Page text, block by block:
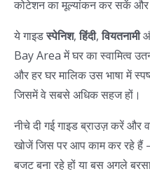
कोटेशन का मूल्यांकन कर सकें
ये गाइडस्पेनिश,हिंदी,वियतनामी
Bay Area में घर का स्वामित्व
और हर घर मालिक उस भाषा में
जिसमें वे सबसे अधिक सहज हों।
नीचे दी गई गाइड ब्राउज़ करें और
खोजें जिस पर आप काम कर रहे हैं
बजट बना रहे हों या बस अगले